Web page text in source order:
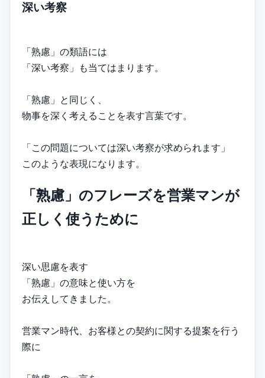
深い考察
「熟慮」の類語には
「深い考察」も当てはまります。
「熟慮」と同じく、
物事を深く考えることを表す言葉です。
「この問題については深い考察が求められます」
このような表現になります。
「熟慮」のフレーズを営業マンが
正しく使うために
深い思慮を表す
「熟慮」の意味と使い方を
お伝えしてきました。
営業マン時代、お客様との契約に関する提案を行う
際に